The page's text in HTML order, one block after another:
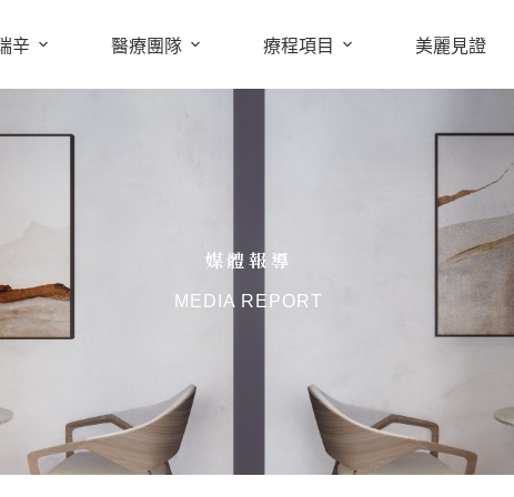
辛 醫療團隊 療程項目 美麗見證
媒體報導
MEDIA REPORT